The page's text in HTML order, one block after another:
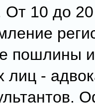
От 10 до
пошлины
лиц -